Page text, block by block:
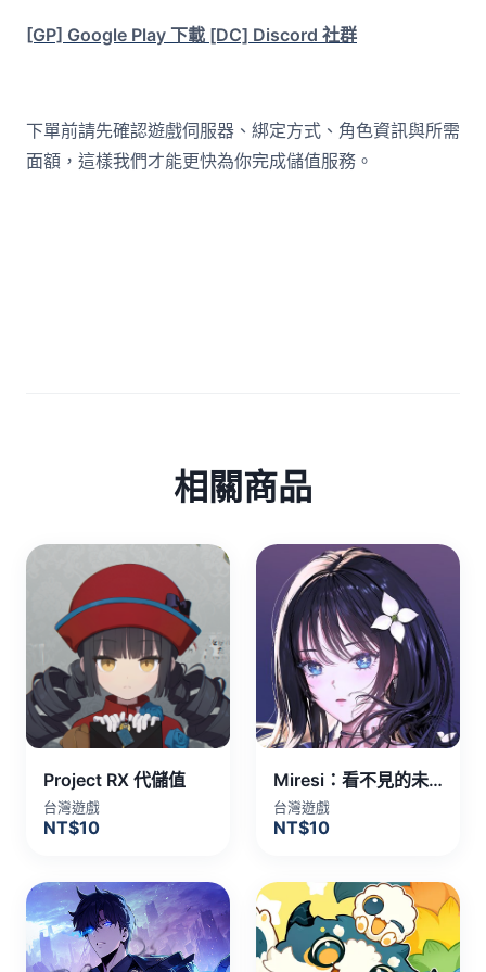
[GP] Google Play 下載 [DC] Discord 社群
下單前請先確認遊戲伺服器、綁定方式、角色資訊與所需
面額，這樣我們才能更快為你完成儲值服務。
相關商品
Project RX 代儲值
台灣遊戲
NT$10
Miresi：看不見的未來 代儲值
台灣遊戲
NT$10